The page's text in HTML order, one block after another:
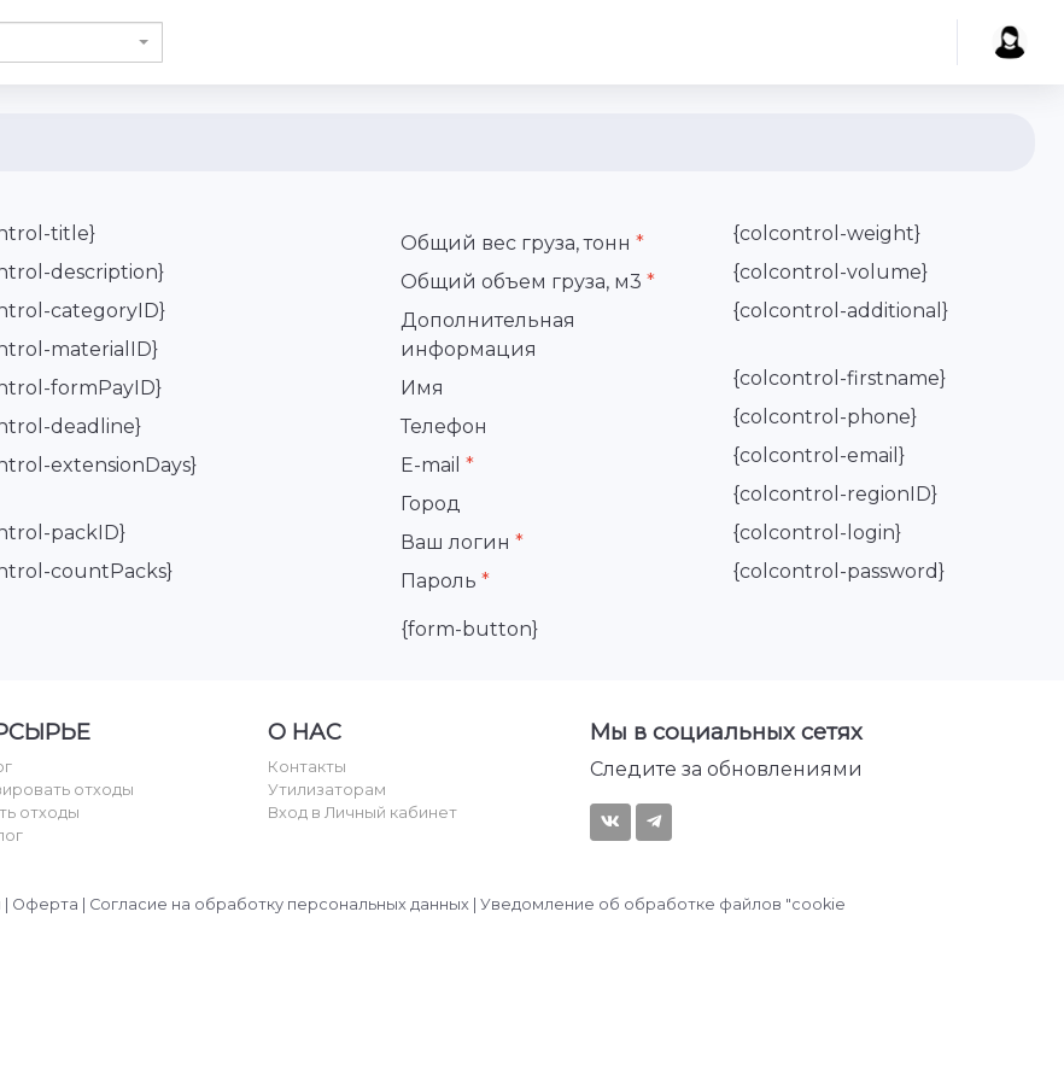
title}
description}
categoryID}
materialID}
formPayID}
deadline}
extensionDays}
packID}
countPacks}
Общий вес груза, тонн * {colcontrol-weight}
Общий объем груза, м3 * {colcontrol-volume}
Дополнительная
информация
{colcontrol-additional}
Имя {colcontrol-firstname}
Телефон {colcontrol-phone}
E-mail * {colcontrol-email}
Город {colcontrol-regionID}
Ваш логин * {colcontrol-login}
Пароль * {colcontrol-password}
{form-button}
отходы
отходы
О НАС
Контакты
Утилизаторам
Вход в Личный кабинет
Мы в социальных сетях
Следите за обновлениями
Оферта Согласие на обработку персональных данных Уведомление об обработке файлов "cookie